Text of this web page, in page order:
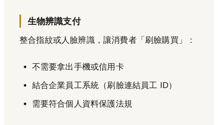
生物辨識支付
整合指紋或人臉辨識，讓消費者「刷臉購買」：
不需要拿出手機或信用卡
結合企業員工系統（刷臉連結員工 ID）
需要符合個人資料保護法規